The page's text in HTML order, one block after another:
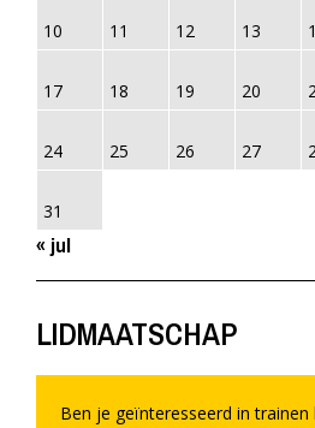
10 11 12 13
17 18 19 20
24 25 26 27
31
« jul
LIDMAATSCHAP
Ben je geïnteresseerd in trainen